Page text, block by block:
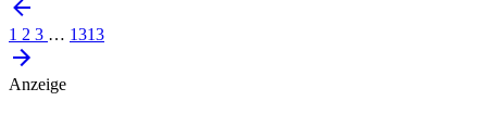
1 2 3 … 1313
Anzeige